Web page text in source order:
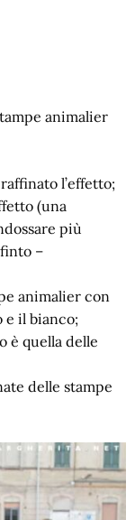
animalier
l’effetto;
(una
più
–
animalier con
e il bianco;
è quella delle
delle stampe